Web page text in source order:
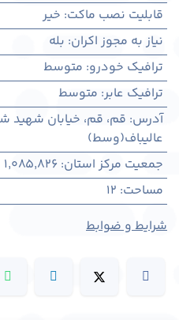
قابلیت نصب ماکت: خیر
نیاز به مجوز اکران: بله
ترافیک خودرو: متوسط
ترافیک عابر: متوسط
آدرس: قم، قم، خیابان شهید
عالیباف(وسط)
جمعیت مرکز استان:
1,085,826
مساحت:
12
شرایط و ضوابط